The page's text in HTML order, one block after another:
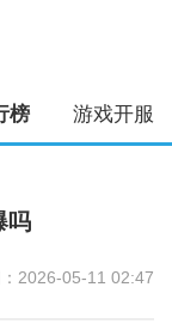
榜 游戏开服
吗
2026-05-11 02:47